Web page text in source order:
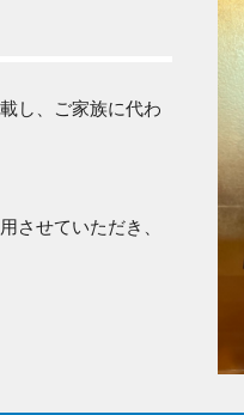
し、ご家族に代わ
させていただき、